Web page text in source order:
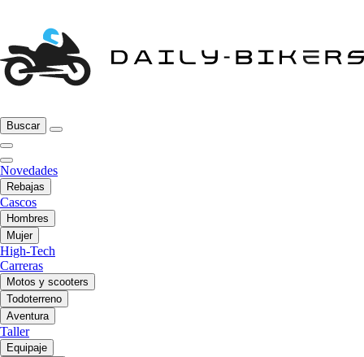
Buscar
Novedades
Rebajas
Cascos
Hombres
Mujer
High-Tech
Carreras
Motos y scooters
Todoterreno
Aventura
Taller
Equipaje